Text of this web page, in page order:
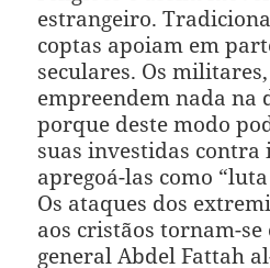
estrangeiro.
coptas apoiam em
seculares. Os
empreendem nada na
porque deste modo
suas investidas contra
apregoá-las como
Os ataques dos
aos cristãos tornam-
general Abdel Fattah